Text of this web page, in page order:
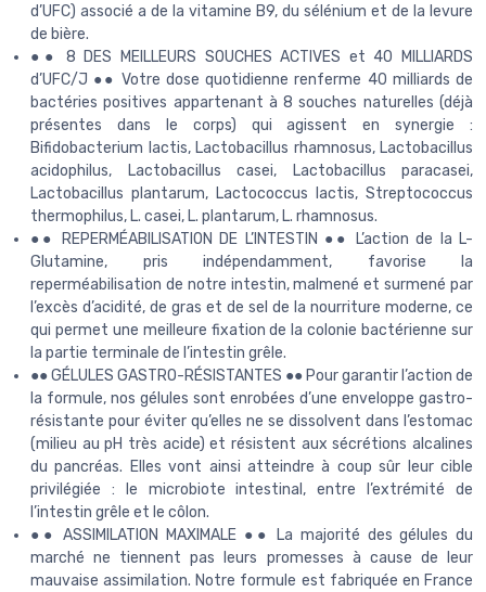
d’UFC) associé a de la vitamine B9, du sélénium et de la levure
de bière.
●● 8 DES MEILLEURS SOUCHES ACTIVES et 40 MILLIARDS
d’UFC/J ●● Votre dose quotidienne renferme 40 milliards de
bactéries positives appartenant à 8 souches naturelles (déjà
présentes dans le corps) qui agissent en synergie :
Bifidobacterium lactis, Lactobacillus rhamnosus, Lactobacillus
acidophilus, Lactobacillus casei, Lactobacillus paracasei,
Lactobacillus plantarum, Lactococcus lactis, Streptococcus
thermophilus, L. casei, L. plantarum, L. rhamnosus.
●● REPERMÉABILISATION DE L’INTESTIN ●● L’action de la L-
Glutamine, pris indépendamment, favorise la
reperméabilisation de notre intestin, malmené et surmené par
l’excès d’acidité, de gras et de sel de la nourriture moderne, ce
qui permet une meilleure fixation de la colonie bactérienne sur
la partie terminale de l’intestin grêle.
●● GÉLULES GASTRO-RÉSISTANTES ●● Pour garantir l’action de
la formule, nos gélules sont enrobées d’une enveloppe gastro-
résistante pour éviter qu’elles ne se dissolvent dans l’estomac
(milieu au pH très acide) et résistent aux sécrétions alcalines
du pancréas. Elles vont ainsi atteindre à coup sûr leur cible
privilégiée : le microbiote intestinal, entre l’extrémité de
l’intestin grêle et le côlon.
●● ASSIMILATION MAXIMALE ●● La majorité des gélules du
marché ne tiennent pas leurs promesses à cause de leur
mauvaise assimilation. Notre formule est fabriquée en France